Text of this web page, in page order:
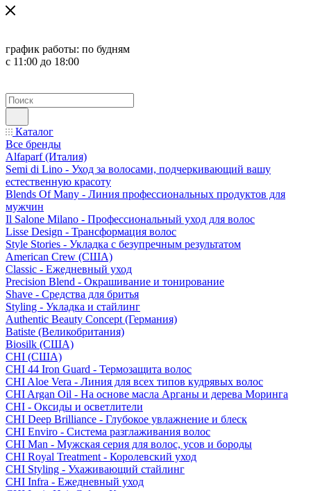
график работы: по будням
с 11:00 до 18:00
Каталог
Все бренды
Alfaparf (Италия)
Semi di Lino - Уход за волосами, подчеркивающий вашу
естественную красоту
Blends Of Many - Линия профессиональных продуктов для
мужчин
Il Salone Milano - Профессиональный уход для волос
Lisse Design - Трансформация волос
Style Stories - Укладка с безупречным результатом
American Crew (США)
Classic - Ежедневный уход
Precision Blend - Окрашивание и тонирование
Shave - Средства для бритья
Styling - Укладка и стайлинг
Authentic Beauty Concept (Германия)
Batiste (Великобритания)
Biosilk (США)
CHI (США)
CHI 44 Iron Guard - Термозащита волос
CHI Aloe Vera - Линия для всех типов кудрявых волос
CHI Argan Oil - На основе масла Арганы и дерева Моринга
CHI - Оксиды и осветлители
CHI Deep Brilliance - Глубокое увлажнение и блеск
CHI Enviro - Система разглаживания волос
CHI Man - Мужская серия для волос, усов и бороды
CHI Royal Treatment - Королевский уход
CHI Styling - Ухаживающий стайлинг
CHI Infra - Ежедневный уход